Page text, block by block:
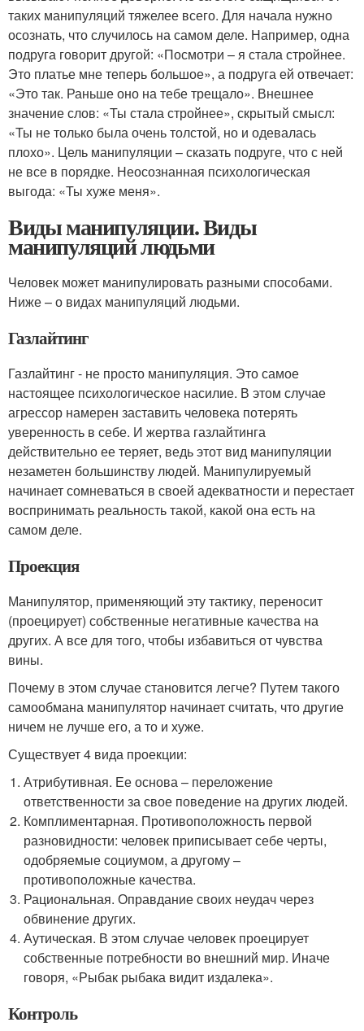
таких манипуляций тяжелее всего. Для начала нужно
осознать, что случилось на самом деле. Например, одна
подруга говорит другой: «Посмотри – я стала стройнее.
Это платье мне теперь большое», а подруга ей отвечает:
«Это так. Раньше оно на тебе трещало». Внешнее
значение слов: «Ты стала стройнее», скрытый смысл:
«Ты не только была очень толстой, но и одевалась
плохо». Цель манипуляции – сказать подруге, что с ней
не все в порядке. Неосознанная психологическая
выгода: «Ты хуже меня».
Виды манипуляции. Виды
манипуляций людьми
Человек может манипулировать разными способами.
Ниже – о видах манипуляций людьми.
Газлайтинг
Газлайтинг - не просто манипуляция. Это самое
настоящее психологическое насилие. В этом случае
агрессор намерен заставить человека потерять
уверенность в себе. И жертва газлайтинга
действительно ее теряет, ведь этот вид манипуляции
незаметен большинству людей. Манипулируемый
начинает сомневаться в своей адекватности и перестает
воспринимать реальность такой, какой она есть на
самом деле.
Проекция
Манипулятор, применяющий эту тактику, переносит
(проецирует) собственные негативные качества на
других. А все для того, чтобы избавиться от чувства
вины.
Почему в этом случае становится легче? Путем такого
самообмана манипулятор начинает считать, что другие
ничем не лучше его, а то и хуже.
Существует 4 вида проекции:
Атрибутивная. Ее основа – переложение
ответственности за свое поведение на других людей.
Комплиментарная. Противоположность первой
разновидности: человек приписывает себе черты,
одобряемые социумом, а другому –
противоположные качества.
Рациональная. Оправдание своих неудач через
обвинение других.
Аутическая. В этом случае человек проецирует
собственные потребности во внешний мир. Иначе
говоря, «Рыбак рыбака видит издалека».
Контроль